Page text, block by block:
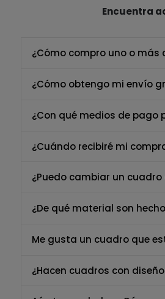
Encuentra
¿Cómo compro uno o más
¿Cómo obtengo mi envío
¿Con qué medios de pago
¿Cuándo recibiré mi
¿Puedo cambiar un
¿De qué material son
Me gusta un cuadro que
¿Hacen cuadros con